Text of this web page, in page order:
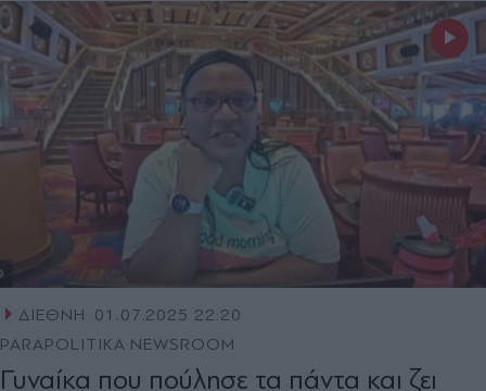
ΔΙΕΘΝΗ
01.07.2025 22:20
PARAPOLITIKA NEWSROOM
Γυναίκα που πούλησε τα πάντα και ζει